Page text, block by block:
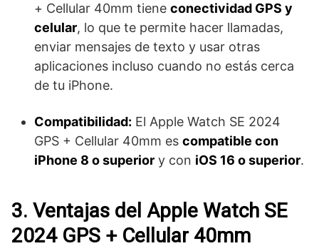
+ Cellular 40mm tiene conectividad GPS y
celular, lo que te permite hacer llamadas,
enviar mensajes de texto y usar otras
aplicaciones incluso cuando no estás cerca
de tu iPhone.
Compatibilidad: El Apple Watch SE 2024
GPS + Cellular 40mm es compatible con
iPhone 8 o superior y con iOS 16 o superior.
3. Ventajas del Apple Watch SE
2024 GPS + Cellular 40mm